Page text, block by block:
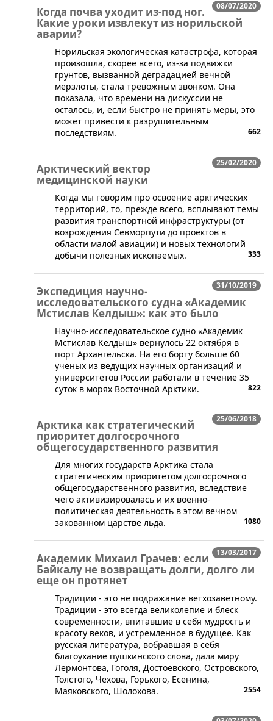
08/07/2020
Когда почва уходит из-под ног.
Какие уроки извлекут из норильской
аварии?
​Норильская экологическая катастрофа, которая
произошла, скорее всего, из-за подвижки
грунтов, вызванной деградацией вечной
мерзлоты, стала тревожным звонком. Она
показала, что времени на дискуссии не
осталось, и, если быстро не принять меры, это
может привести к разрушительным
последствиям.
662
25/02/2020
Арктический вектор
медицинской науки
​Когда мы говорим про освоение арктических
территорий, то, прежде всего, всплывают темы
развития транспортной инфраструктуры (от
возрождения Севморпути до проектов в
области малой авиации) и новых технологий
добычи полезных ископаемых.
333
31/10/2019
Экспедиция научно-
исследовательского судна «Академик
Мстислав Келдыш»: как это было
​Научно-исследовательское судно «Академик
Мстислав Келдыш» вернулось 22 октября в
порт Архангельска. На его борту больше 60
ученых из ведущих научных организаций и
университетов России работали в течение 35
суток в морях Восточной Арктики.
822
25/06/2018
Арктика как стратегический
приоритет долгосрочного
общегосударственного развития
​Для многих государств Арктика стала
стратегическим приоритетом долгосрочного
общегосударственного развития, вследствие
чего активизировалась и их военно-
политическая деятельность в этом вечном
закованном царстве льда.
1080
13/03/2017
Академик Михаил Грачев: если
Байкалу не возвращать долги, долго ли
еще он протянет
Традиции - это не подражание ветхозаветному.
Традиции - это всегда великолепие и блеск
современности, впитавшие в себя мудрость и
красоту веков, и устремленное в будущее. Как
русская литература, вобравшая в себя
благоухание пушкинского слова, дала миру
Лермонтова, Гоголя, Достоевского, Островского,
Толстого, Чехова, Горького, Есенина,
Маяковского, Шолохова.
2554